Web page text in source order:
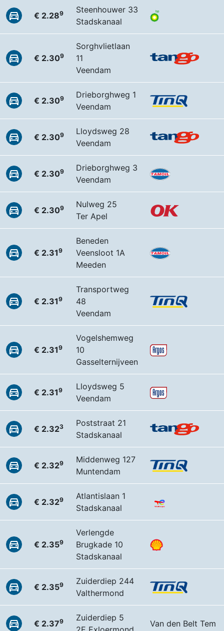
€ 2.289
Steenhouwer 33
Stadskanaal
€ 2.309
Sorghvlietlaan
11
Veendam
€ 2.309
Drieborghweg 1
Veendam
€ 2.309
Lloydsweg 28
Veendam
€ 2.309
Drieborghweg 3
Veendam
€ 2.309
Nulweg 25
Ter Apel
€ 2.319
Beneden
Veensloot 1A
Meeden
€ 2.319
Transportweg
48
Veendam
€ 2.319
Vogelshemweg
10
Gasselternijveen
€ 2.319
Lloydsweg 5
Veendam
€ 2.323
Poststraat 21
Stadskanaal
€ 2.329
Middenweg 127
Muntendam
€ 2.329
Atlantislaan 1
Stadskanaal
€ 2.359
Verlengde
Brugkade 10
Stadskanaal
€ 2.359
Zuiderdiep 244
Valthermond
€ 2.379
Zuiderdiep 5
Van den Belt Tem